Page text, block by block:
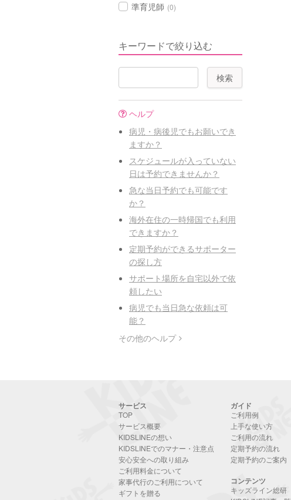
準育児師 (0)
キーワードで絞り込む
ヘルプ
病児・病後児でもお願いでき
ますか？
スケジュールが入っていない
日は予約できませんか？
急な当日予約でも可能です
か？
海外在住の一時帰国でも利用
できますか？
定期予約ができるサポーター
の探し方
サポート場所を自宅以外で依
頼したい
病児でも当日急な依頼は可
能？
その他のヘルプ
サービス
TOP
サービス概要
KIDSLINEの想い
KIDSLINEでのマナー・注意点
安心安全への取り組み
ご利用料金について
家事代行のご利用について
ギフトを贈る
ガイド
ご利用例
上手な使い方
ご利用の流れ
定期予約の流れ
定期予約のご案内
コンテンツ
キッズライン総研